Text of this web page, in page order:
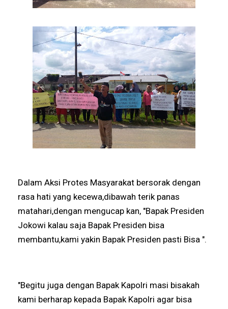
Dalam Aksi Protes Masyarakat bersorak dengan
rasa hati yang kecewa,dibawah terik panas
matahari,dengan mengucap kan, "Bapak Presiden
Jokowi kalau saja Bapak Presiden bisa
membantu,kami yakin Bapak Presiden pasti Bisa ".
"Begitu juga dengan Bapak Kapolri masi bisakah
kami berharap kepada Bapak Kapolri agar bisa